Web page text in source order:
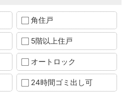
角住戸
5階以上住戸
オートロック
24時間ゴミ出し可